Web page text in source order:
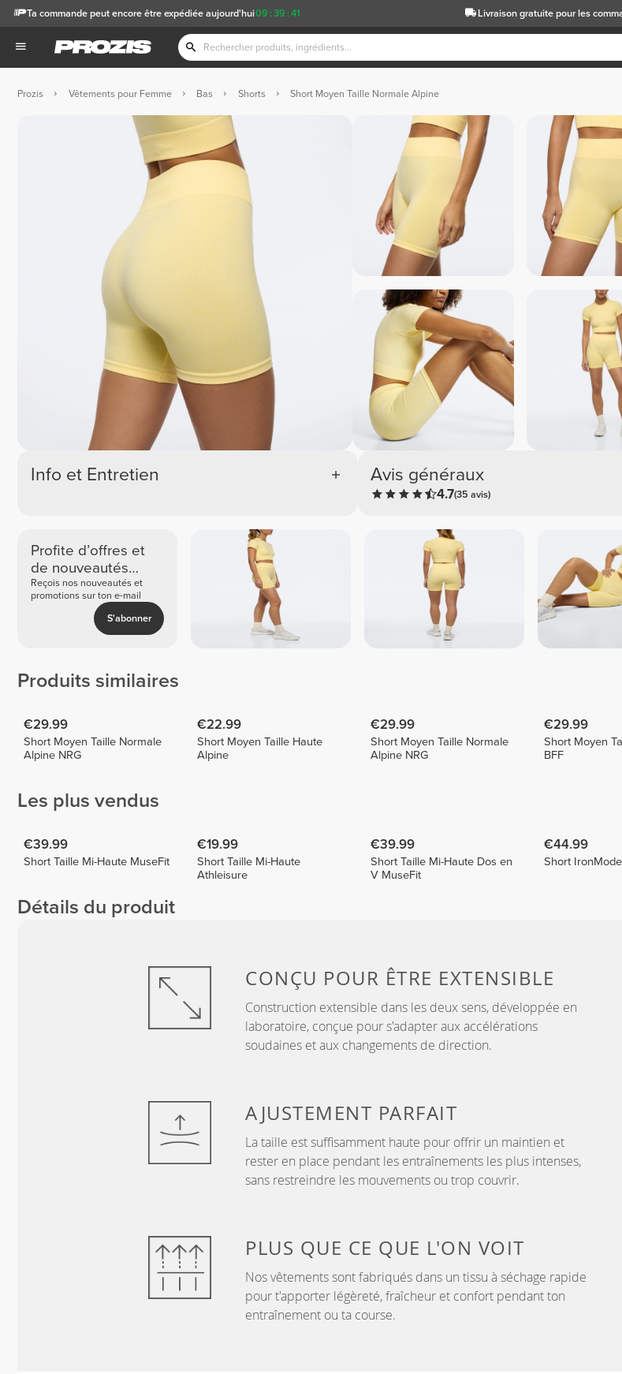
09 :39 :40
Ta commande peut encore être expédiée aujourd'hui Livraison gratuitepour les
Prozis Vêtements pour Femme Bas Shorts Short Moyen Taille Normale Alpine
Info et Entretien Avis généraux
4.7(35 avis)
Profite d’offres et
de nouveautés
exclusives
Reçois nos nouveautés et
promotions sur ton e-mail
S'abonner
Produits similaires
€29.99
Short Moyen Taille Normale
Alpine NRG
€22.99
Short Moyen Taille Haute
Alpine
€29.99
Short Moyen Taille Normale
Alpine NRG
€29.99
Short Moyen
BFF
Les plus vendus
€39.99
Short Taille Mi-Haute MuseFit
€19.99
Short Taille Mi-Haute
Athleisure
€39.99
Short Taille Mi-Haute Dos en
V MuseFit
€44.99
Short IronMode
Détails du produit
CONÇU POUR ÊTRE EXTENSIBLE
Construction extensible dans les deux sens, développée en
laboratoire, conçue pour s'adapter aux accélérations
soudaines et aux changements de direction.
AJUSTEMENT PARFAIT
La taille est suffisamment haute pour offrir un maintien et
rester en place pendant les entraînements les plus intenses,
sans restreindre les mouvements ou trop couvrir.
PLUS QUE CE QUE L'ON VOIT
Nos vêtements sont fabriqués dans un tissu à séchage rapide
pour t'apporter légèreté, fraîcheur et confort pendant ton
entraînement ou ta course.